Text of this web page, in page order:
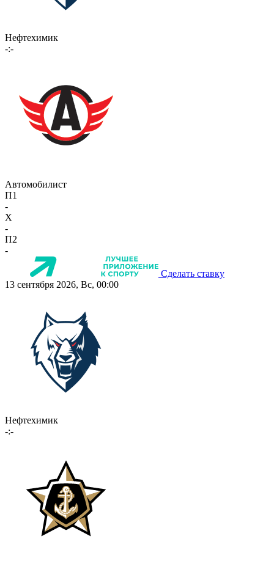
Нефтехимик
-:-
Автомобилист
П1
-
X
-
П2
-
Сделать ставку
13 сентября 2026, Вс, 00:00
Нефтехимик
-:-